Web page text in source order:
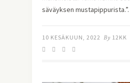
säväyksen
10 KESÄKUUN, 2022 By 12KK